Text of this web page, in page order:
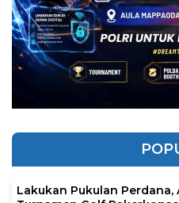
Lakukan Pukulan Perdana,